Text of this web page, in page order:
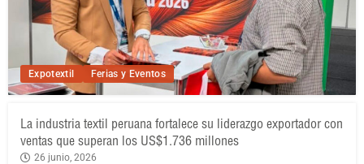
Expotextil Ferias y Eventos
La industria textil peruana fortalece su liderazgo exportador con
ventas que superan los US$1.736 millones
26 junio, 2026